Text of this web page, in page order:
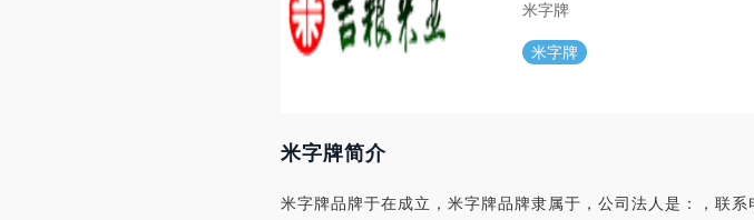
米字牌
米字牌
米字牌简介
米字牌品牌于在成立，米字牌品牌隶属于，公司法人是：，联